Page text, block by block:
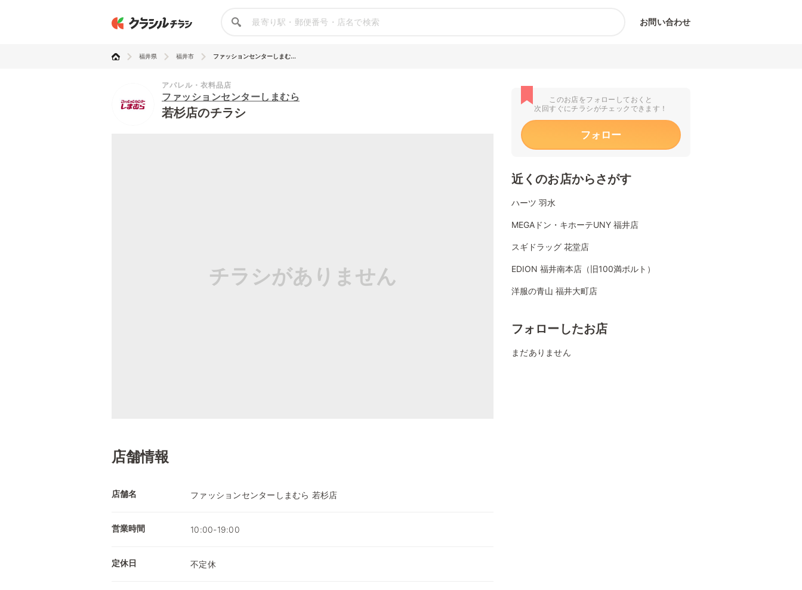
お問い合わせ
福井県 福井市 ファッションセンターしまむ...
アパレル・衣料品店
ファッションセンターしまむら
若杉店のチラシ
チラシがありません
店舗情報
店舗名 ファッションセンターしまむら 若杉店
営業時間 10:00-19:00
定休日 不定休
このお店をフォローしておくと
次回すぐにチラシがチェックできます！
フォロー
近くのお店からさがす
ハーツ 羽水
MEGAドン・キホーテUNY 福井店
スギドラッグ 花堂店
EDION 福井南本店（旧100満ボルト）
洋服の青山 福井大町店
フォローしたお店
まだありません